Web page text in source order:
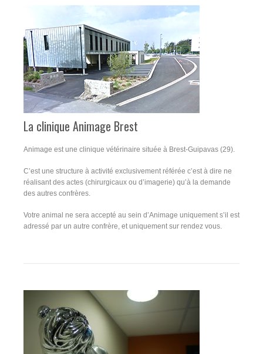
La clinique Animage Brest
Animage est une clinique vétérinaire située à Brest-Guipavas (29).
C’est une structure à activité exclusivement référée c’est à dire ne
réalisant des actes (chirurgicaux ou d’imagerie) qu’à la demande
des autres confrères.
Votre animal ne sera accepté au sein d’Animage uniquement s’il est
adressé par un autre confrère, et uniquement sur rendez vous.